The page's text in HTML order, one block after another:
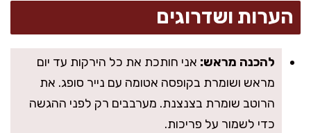
הערות ושדרוגים
להכנה מראש: אני חותכת את כל הירקות עד יום
מראש ושומרת בקופסה אטומה עם נייר סופג. את
הרוטב שומרת בצנצנת. מערבבים רק לפני ההגשה
כדי לשמור על פריכות.